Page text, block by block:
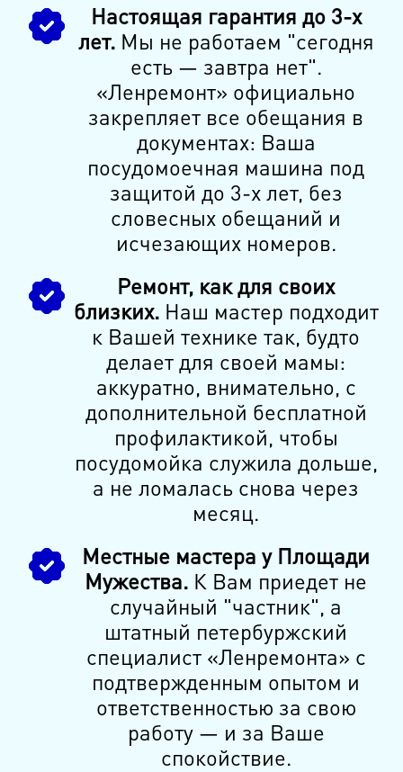
Настоящая гарантия до 3-х
лет.Мы не работаем "сегодня
есть — завтра нет".
«Ленремонт» официально
закрепляет все обещания в
документах: Ваша
посудомоечная машина под
защитой до 3-х лет, без
словесных обещаний и
исчезающих номеров.
Ремонт, как для своих
близких.Наш мастер подходит
к Вашей технике так, будто
делает для своей мамы:
аккуратно, внимательно, с
дополнительной бесплатной
профилактикой, чтобы
посудомойка служила дольше,
а не ломалась снова через
месяц.
Местные мастера у Площади
Мужества. К Вам приедет не
случайный "частник", а
штатный петербуржский
специалист «Ленремонта» с
подтвержденным опытом и
ответственностью за свою
работу — и за Ваше
спокойствие.